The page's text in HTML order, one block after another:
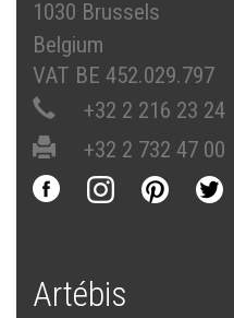
1030 Brussels
Belgium
VAT BE 452.029.797
+32 2 216 23 24
+32 2 732 47 00
Artébis